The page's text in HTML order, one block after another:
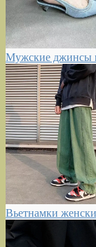
Мужские джинсы
Вьетнамки